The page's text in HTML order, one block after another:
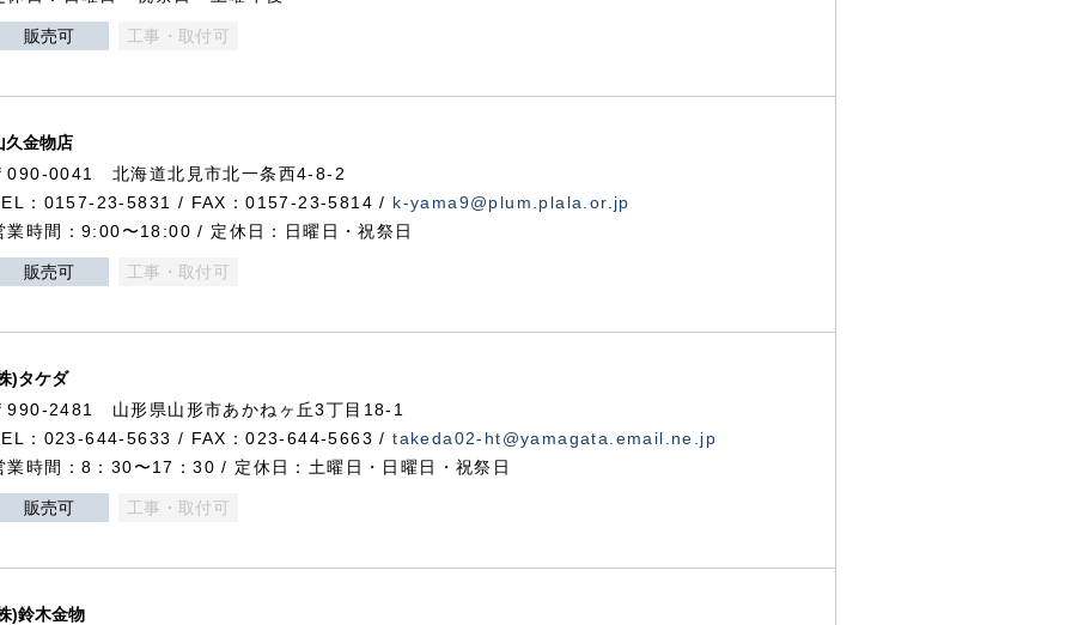
販売可 工事・取付可
久金物店
090-0041 北海道北見市北一条西4-8-2
：0157-23-5831 / FAX：0157-23-5814 / k-yama9@plum.plala.or.jp
業時間：9:00〜18:00 / 定休日：日曜日・祝祭日
販売可 工事・取付可
)タケダ
990-2481 山形県山形市あかねヶ丘3丁目18-1
：023-644-5633 / FAX：023-644-5663 /takeda02-ht@yamagata.email.ne.jp
業時間：8：30〜17：30 / 定休日：土曜日・日曜日・祝祭日
販売可 工事・取付可
)鈴木金物